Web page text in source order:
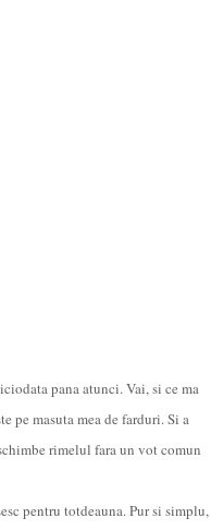
pana atunci. Vai, si ce ma
pe masuta mea de farduri. Si a
rimelul fara un vot comun
pentru totdeauna. Pur si simplu,